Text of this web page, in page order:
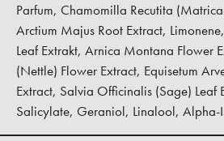
Parfum, Chamomilla Recutita
Arctium Majus Root Extract,
Leaf Extrakt, Arnica Montana Flower
(Nettle) Flower Extract, Equisetum
Extract, Salvia Officinalis (Sage) Leaf
Salicylate, Geraniol, Linalool, Alpha-